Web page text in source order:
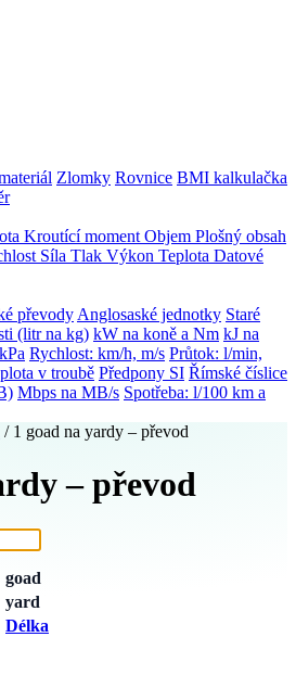
Zlomky Rovnice BMI kalkulačka
Kroutící moment Objem Plošný obsah
Síla Tlak Výkon Teplota Datové
převody Anglosaské jednotky Staré
(litr na kg) kW na koně a Nm kJ na
Rychlost: km/h, m/s Průtok: l/min,
v troubě Předpony SI Římské číslice
Mbps na MB/s Spotřeba: l/100 km a
/ 1 goad na yardy – převod
– převod
goad
yard
Délka